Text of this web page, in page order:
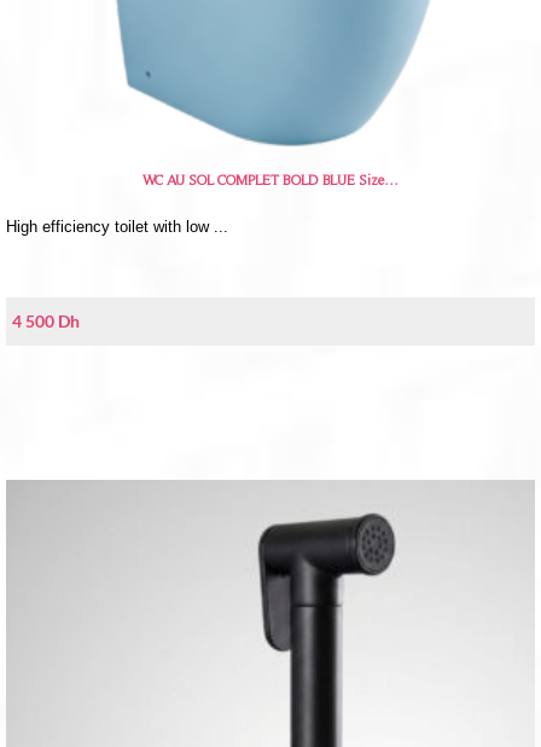
WC AU SOL COMPLET BOLD BLUE Size…
High efficiency toilet with low ...
4 500 Dh